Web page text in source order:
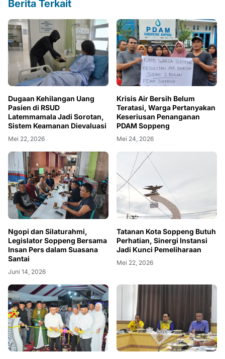
Berita Terkait
Dugaan Kehilangan Uang
Pasien di RSUD
Latemmamala Jadi Sorotan,
Sistem Keamanan Dievaluasi
Mei 22, 2026
Krisis Air Bersih Belum
Teratasi, Warga Pertanyakan
Keseriusan Penanganan
PDAM Soppeng
Mei 24, 2026
Ngopi dan Silaturahmi,
Legislator Soppeng Bersama
Insan Pers dalam Suasana
Santai
Juni 14, 2026
Tatanan Kota Soppeng Butuh
Perhatian, Sinergi Instansi
Jadi Kunci Pemeliharaan
Mei 22, 2026